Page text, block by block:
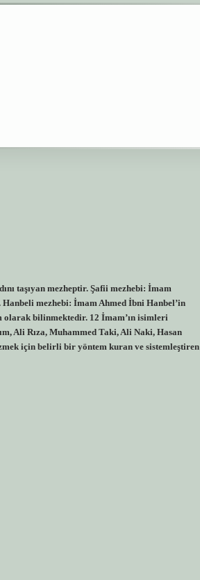
taşıyan mezheptir. Şafii mezhebi: İmam
Hanbeli mezhebi: İmam Ahmed İbni Hanbel’in
olarak bilinmektedir. 12 İmam’ın isimleri
Ali Rıza, Muhammed Taki, Ali Naki, Hasan
için belirli bir yöntem kuran ve sistemleştiren